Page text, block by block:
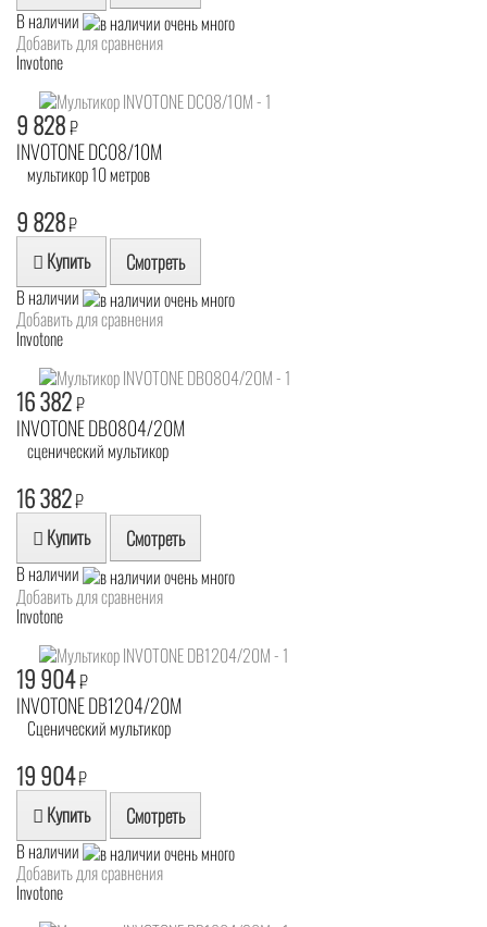
В наличии
Добавить для сравнения
Invotone
9 828₽
INVOTONE DC08/10M
мультикор 10 метров
9 828₽
Купить Смотреть
В наличии
Добавить для сравнения
Invotone
16 382₽
INVOTONE DB0804/20M
сценический мультикор
16 382₽
Купить Смотреть
В наличии
Добавить для сравнения
Invotone
19 904₽
INVOTONE DB1204/20M
Сценический мультикор
19 904₽
Купить Смотреть
В наличии
Добавить для сравнения
Invotone